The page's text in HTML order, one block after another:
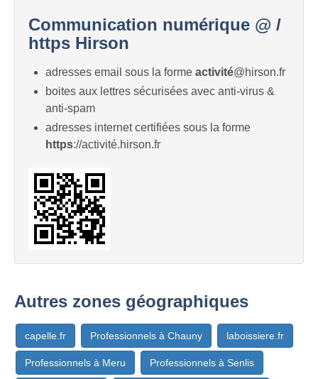
Communication numérique @ /
https Hirson
adresses email sous la forme activité@hirson.fr
boites aux lettres sécurisées avec anti-virus &
anti-spam
adresses internet certifiées sous la forme
https://activité.hirson.fr
Autres zones géographiques
capelle.fr Professionnels à Chauny laboissiere.fr
Professionnels à Meru Professionnels à Senlis